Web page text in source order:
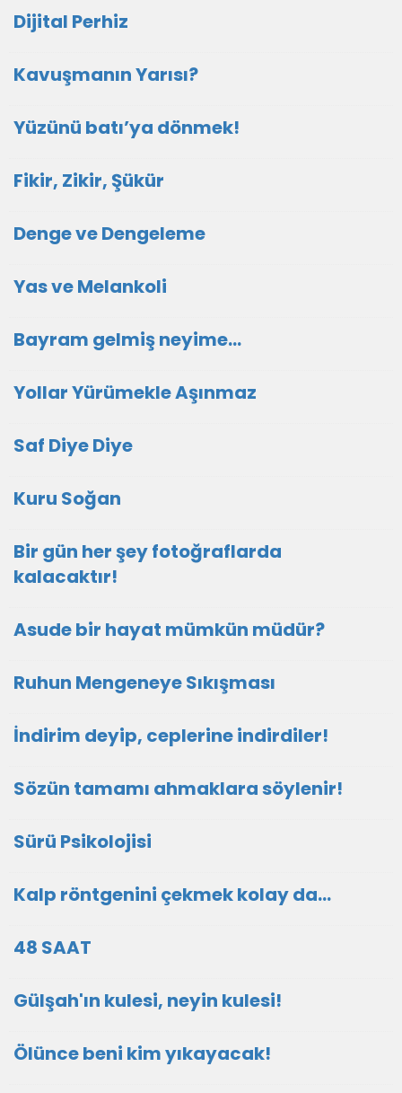
Dijital Perhiz
Kavuşmanın Yarısı?
Yüzünü batı’ya dönmek!
Fikir, Zikir, Şükür
Denge ve Dengeleme
Yas ve Melankoli
Bayram gelmiş neyime...
Yollar Yürümekle Aşınmaz
Saf Diye Diye
Kuru Soğan
Bir gün her şey fotoğraflarda
kalacaktır!
Asude bir hayat mümkün müdür?
Ruhun Mengeneye Sıkışması
İndirim deyip, ceplerine indirdiler!
Sözün tamamı ahmaklara söylenir!
Sürü Psikolojisi
Kalp röntgenini çekmek kolay da...
48 SAAT
Gülşah'ın kulesi, neyin kulesi!
Ölünce beni kim yıkayacak!